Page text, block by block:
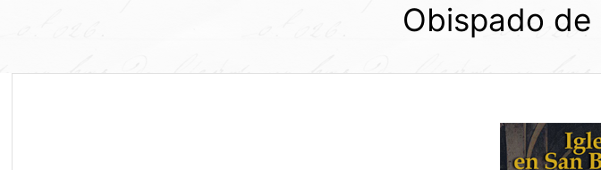
Obispado de